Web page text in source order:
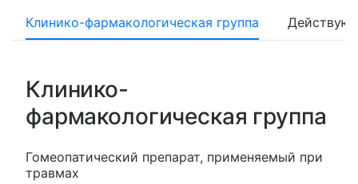
Клинико-фармакологическая группа
Клинико-
фармакологическая группа
Гомеопатический препарат, применяемый при
травмах